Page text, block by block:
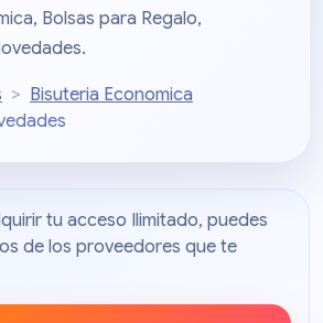
Bolsas para Regalo,
Bisuteria Economica
tu acceso Ilimitado, puedes
de los proveedores que te